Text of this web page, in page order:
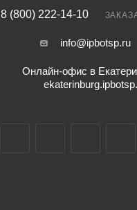
8 (800) 222-14-10
info@ipbotsp.ru
Онлайн-офис в